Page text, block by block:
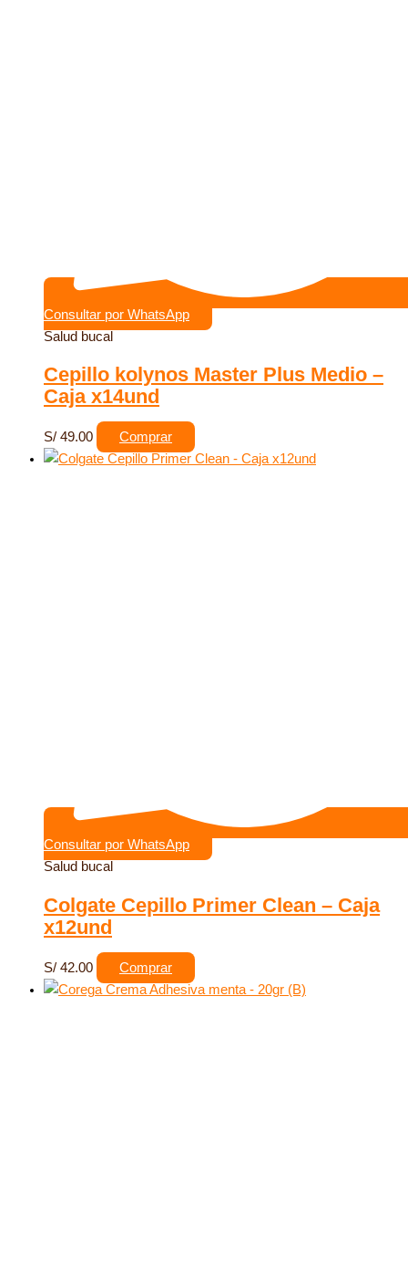
Consultar por WhatsApp
Salud bucal
Cepillo kolynos Master Plus Medio –
Caja x14und
S/ 49.00 Comprar
Consultar por WhatsApp
Salud bucal
Colgate Cepillo Primer Clean – Caja
x12und
S/ 42.00 Comprar